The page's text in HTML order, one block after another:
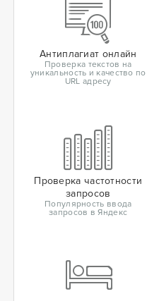
Антиплагиат онлайн
Проверка текстов на
уникальность и качество по
URL адресу
Проверка частотности
запросов
Популярность ввода
запросов в Яндекс